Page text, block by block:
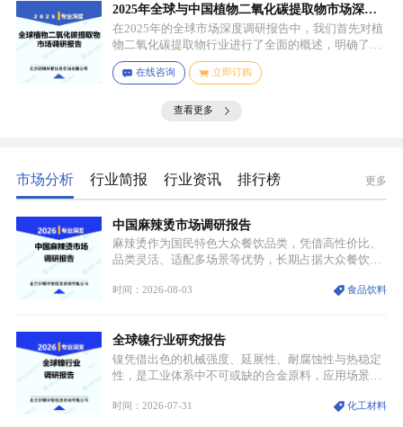
如增塑剂、填充剂、着色剂、抗氧剂、光稳定剂、阻
燃剂等，可改善材料的加工性能、物理性能和化学性
能等。
2025年全球与中国植物二氧化碳提取物市场深度
调研报告：行业趋势与投资前景分析
在2025年的全球市场深度调研报告中，我们首先对植
物二氧化碳提取物行业进行了全面的概述，明确了市
场细分与应用场景。通过对细分产品的定义与特点进
行深入分析，我们揭示了关键应用场景及其客群洞
在线咨询 立即订购
查看更多
市场分析 行业简报 行业资讯 排行榜 更多
中国麻辣烫市场调研报告
麻辣烫作为国民特色大众餐饮品类，凭借高性价比、
品类灵活、适配多场景等优势，长期占据大众餐饮重
型，叠加消费需求升级、线上流量变革、新零售业态
特点，在消费、创业、政策、技术多重驱动下，依旧
具备强劲的发展活力。
时间：2026-08-03 食品饮料
全球镍行业研究报告
镍凭借出色的机械强度、延展性、耐腐蚀性与热稳定
性，是工业体系中不可或缺的合金原料，应用场景横
用价值难以被替代。依托理化优势，镍被全球主要经
时间：2026-07-31 化工材料